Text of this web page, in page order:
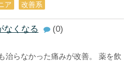
ア 改善系
なくなる
(0)
治らなかった痛みが改善。 薬を飲